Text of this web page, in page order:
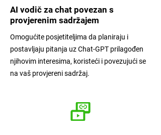
AI vodič za chat povezan s
provjerenim sadržajem
Omogućite posjetiteljima da planiraju i
postavljaju pitanja uz Chat-GPT prilagođen
njihovim interesima, koristeći i povezujući se
na vaš provjereni sadržaj.